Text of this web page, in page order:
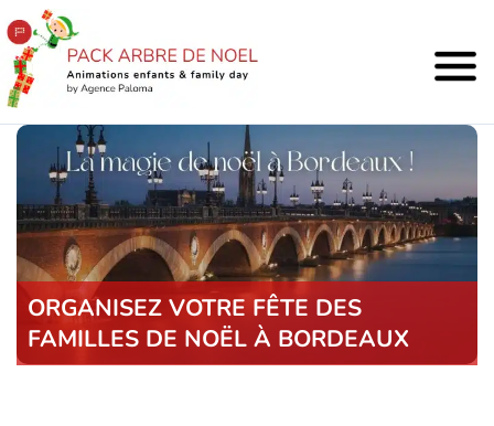
ORGANISEZ VOTRE FÊTE DES
FAMILLES DE NOËL À BORDEAUX